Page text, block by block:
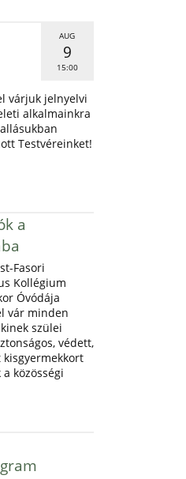
AUG
9
15:00
várjuk jelnyelvi
alkalmainkra
Testvéreinket!
a
Fasori
Kollégium
Óvódája
vár minden
szülei
védett,
közösségi